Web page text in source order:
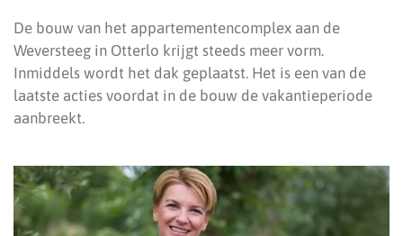
De bouw van het appartementencomplex aan de
Weversteeg in Otterlo krijgt steeds meer vorm.
Inmiddels wordt het dak geplaatst. Het is een van de
laatste acties voordat in de bouw de vakantieperiode
aanbreekt.